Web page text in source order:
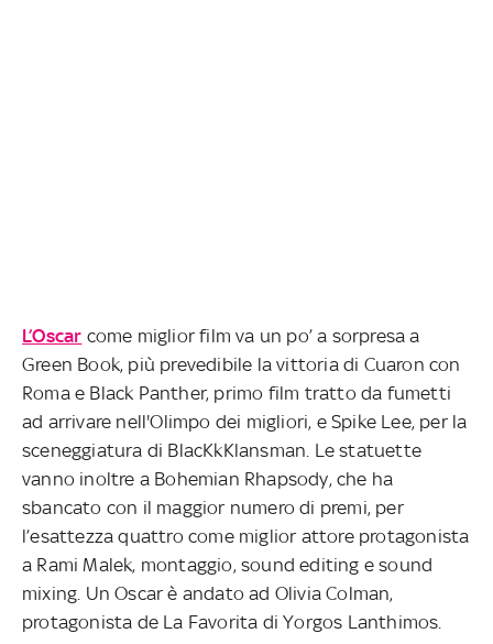
L’Oscar come miglior film va un po’ a sorpresa a
Green Book, più prevedibile la vittoria di Cuaron con
Roma e Black Panther, primo film tratto da fumetti
ad arrivare nell'Olimpo dei migliori, e Spike Lee, per la
sceneggiatura di BlacKkKlansman. Le statuette
vanno inoltre a Bohemian Rhapsody, che ha
sbancato con il maggior numero di premi, per
l’esattezza quattro come miglior attore protagonista
a Rami Malek, montaggio, sound editing e sound
mixing. Un Oscar è andato ad Olivia Colman,
protagonista de La Favorita di Yorgos Lanthimos.